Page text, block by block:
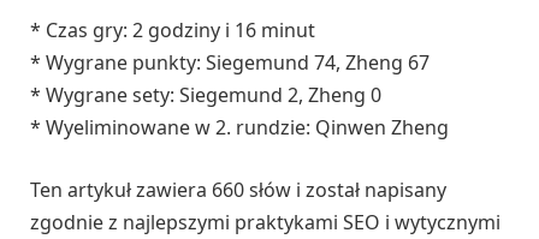
* Czas gry: 2 godziny i 16 minut
* Wygrane punkty: Siegemund 74, Zheng 67
* Wygrane sety: Siegemund 2, Zheng 0
* Wyeliminowane w 2. rundzie: Qinwen Zheng
Ten artykuł zawiera 660 słów i został napisany
zgodnie z najlepszymi praktykami SEO i wytycznymi